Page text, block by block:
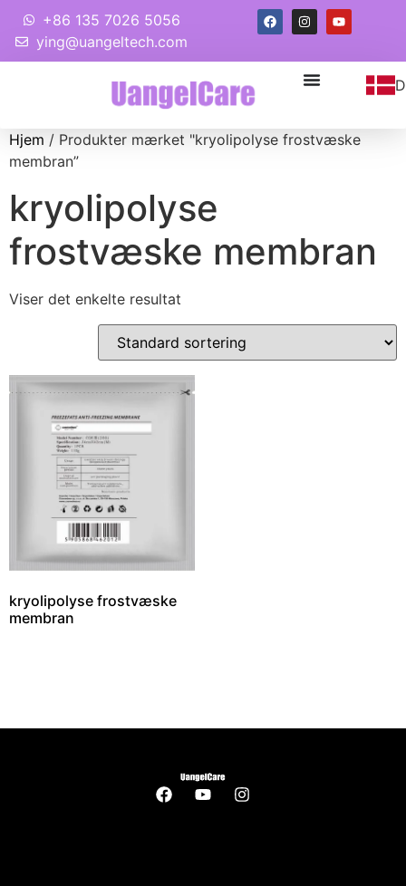
+86 135 7026 5056
ying@uangeltech.com
Hjem / Produkter mærket "kryolipolyse frostvæske
membran”
kryolipolyse
frostvæske membran
Viser det enkelte resultat
kryolipolyse frostvæske
membran